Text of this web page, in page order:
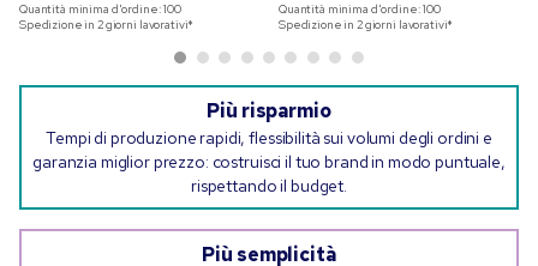
Quantità minima d'ordine:100
Spedizione in 2 giorni lavorativi*
Quantità minima d'ordine:100
Spedizione in 2 giorni lavorativi*
Più risparmio
Tempi di produzione rapidi, flessibilità sui volumi degli ordini e
garanzia miglior prezzo: costruisci il tuo brand in modo puntuale,
rispettando il budget.
Più semplicità